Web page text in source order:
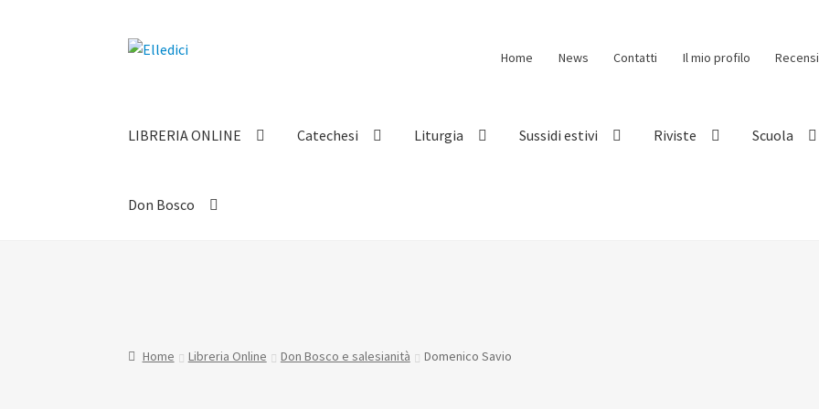
Vai
Vai
Home News Contatti Il mio profilo
LIBRERIA ONLINE Catechesi Liturgia Sussidi estivi Riviste Scuola
Don Bosco
Home Libreria Online Don Bosco e salesianità Domenico Savio